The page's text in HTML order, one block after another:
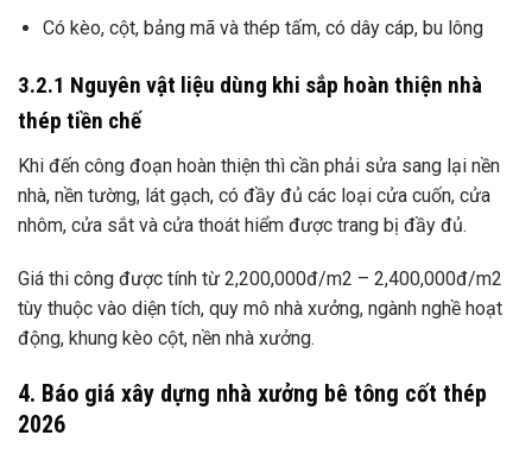
Có kèo, cột, bảng mã và thép tấm, có dây cáp, bu lông
3.2.1 Nguyên vật liệu dùng khi sắp hoàn thiện nhà
thép tiền chế
Khi đến công đoạn hoàn thiện thì cần phải sửa sang lại nền
nhà, nền tường, lát gạch, có đầy đủ các loại cửa cuốn, cửa
nhôm, cửa sắt và cửa thoát hiểm được trang bị đầy đủ.
Giá thi công được tính từ 2,200,000đ/m2 – 2,400,000đ/m2
tùy thuộc vào diện tích, quy mô nhà xưởng, ngành nghề hoạt
động, khung kèo cột, nền nhà xưởng.
4. Báo giá xây dựng nhà xưởng bê tông cốt thép
2026